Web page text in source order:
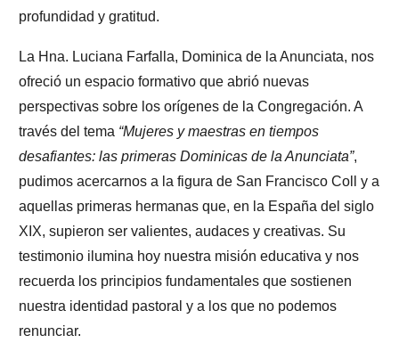
profundidad y gratitud.
La Hna. Luciana Farfalla, Dominica de la Anunciata, nos
ofreció un espacio formativo que abrió nuevas
perspectivas sobre los orígenes de la Congregación. A
través del tema “Mujeres y maestras en tiempos
desafiantes: las primeras Dominicas de la Anunciata”,
pudimos acercarnos a la figura de San Francisco Coll
y a
aquellas primeras hermanas que, en la España del siglo
XIX, supieron ser valientes, audaces y creativas. Su
testimonio ilumina hoy nuestra misión educativa y nos
recuerda los principios fundamentales que sostienen
nuestra identidad pastoral y a los que no podemos
renunciar.